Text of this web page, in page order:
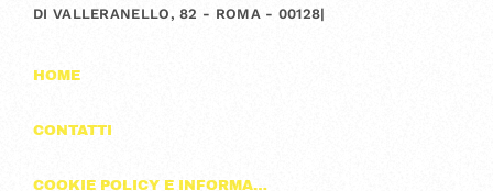
DI VALLERANELLO, 82 - ROMA - 00128|
HOME
CONTATTI
COOKIE POLICY E INFORMAZIONI SULLA PRIVACY